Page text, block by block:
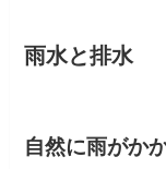
雨水と排水
自然に雨がか